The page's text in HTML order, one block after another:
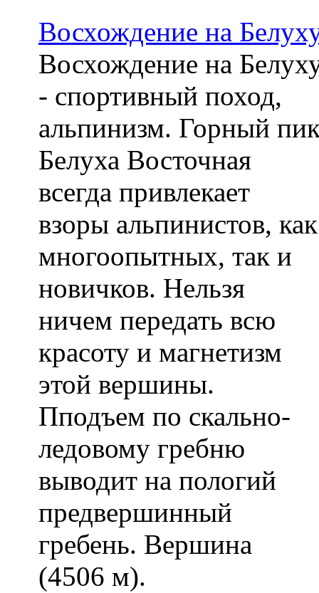
Восхождение на
Восхождение на
- спортивный поход,
альпинизм. Горный
Белуха Восточная
всегда привлекает
взоры альпинистов, как
многоопытных, так и
новичков. Нельзя
ничем передать всю
красоту и магнетизм
этой вершины.
Пподъем по скально-
ледовому гребню
выводит на пологий
предвершинный
гребень. Вершина
(4506 м).